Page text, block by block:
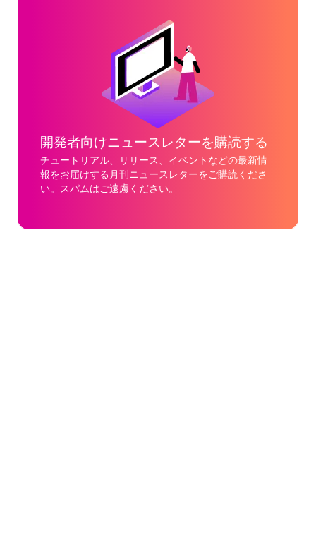
開発者向けニュースレターを購読する
チュートリアル、リリース、イベントなどの最新情
報をお届けする月刊ニュースレターをご購読くださ
い。スパムはご遠慮ください。